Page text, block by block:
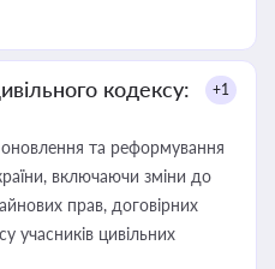
кодексу:
+1
та реформування
включаючи зміни до
прав, договірних
учасників цивільних